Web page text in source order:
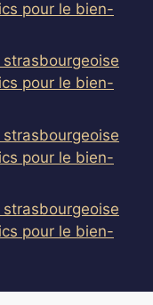
pour le bien-
pour le bien-
pour le bien-
pour le bien-